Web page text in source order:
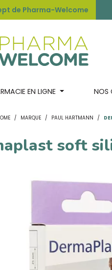
de Pharma-Welcome
EN LIGNE NOS
MARQUE PAUL HARTMANN
soft